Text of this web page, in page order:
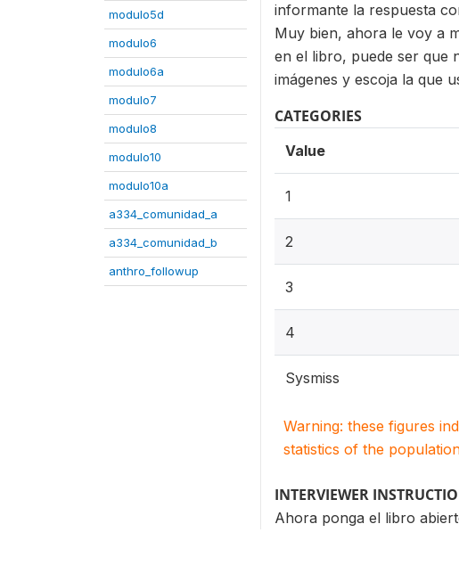
modulo5d
modulo6
modulo6a
modulo7
modulo8
modulo10
modulo10a
a334_comunidad_a
a334_comunidad_b
anthro_followup
informante la respuesta
Muy bien, ahora le voy a
en el libro, puede ser que
imágenes y escoja la que
CATEGORIES
Value
1
2
3
4
Sysmiss
Warning: these figures
statistics of the
INTERVIEWER
Ahora ponga el libro